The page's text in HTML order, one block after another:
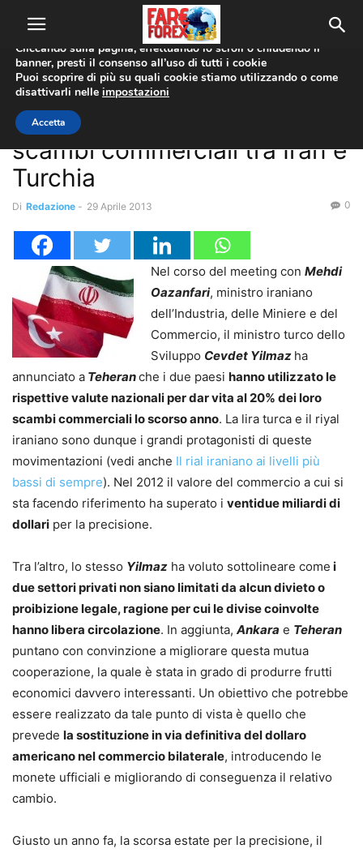
Home Economia
Economia
Sempre meno dollari negli
scambi commerciali tra Iran e
Turchia
Di Redazione - 29 Aprile 2013 0
Nel corso del meeting con Mehdi
Oazanfari, ministro iraniano
dell’Industria, delle Miniere e del
Commercio, il ministro turco dello
Sviluppo Cevdet Yilmaz ha
annunciato a Teheranche i due paesi hanno utilizzato le
rispettive valute nazionali per dar vita al 20% dei loro
scambi commerciali lo scorso anno. La lira turca e il riyal
iraniano sono dunque i grandi protagonisti di queste
movimentazioni (vedi anche Il rial iraniano ai livelli più
bassi di sempre). Nel 2012 il valore del commercio a cui si
sta facendo riferimento ha superato i ventidue miliardi di
dollari per la precisione.
Tra l’altro, lo stesso Yilmaz ha voluto sottolineare come i
due settori privati non siano limitati da alcun divieto o
proibizione legale, ragione per cui le divise coinvolte
hanno libera circolazione. In aggiunta, Ankara e Teheran
puntano con convinzione a migliorare questa mutua
cooperazione, la quale è stata in grado di produrre frutti
economici davvero interessanti. Un obiettivo che potrebbe
essere realizzato da tale punto di vista è quello che
prevede la sostituzione in via definitiva del dollaro
americano nel commercio bilaterale, introducendo le
monete ufficiali e migliorando di conseguenza il relativo
cambio.
Giusto un anno fa, la scorsa estate per la precisione, il
Utilizziamo i cookie per offrirti la migliore esperienza sul nostro
sito web.
Cliccando sulla pagina, effettuando lo scroll o chiudendo il
banner, presti il consenso all’uso di tutti i cookie
Puoi scoprire di più su quali cookie stiamo utilizzando o come
disattivarli nelle impostazioni
Accetta